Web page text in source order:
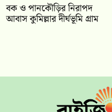
বক ও পানকৌড়ির নিরাপদ
আবাস কুমিল্লার দীর্ঘভূমি গ্রাম